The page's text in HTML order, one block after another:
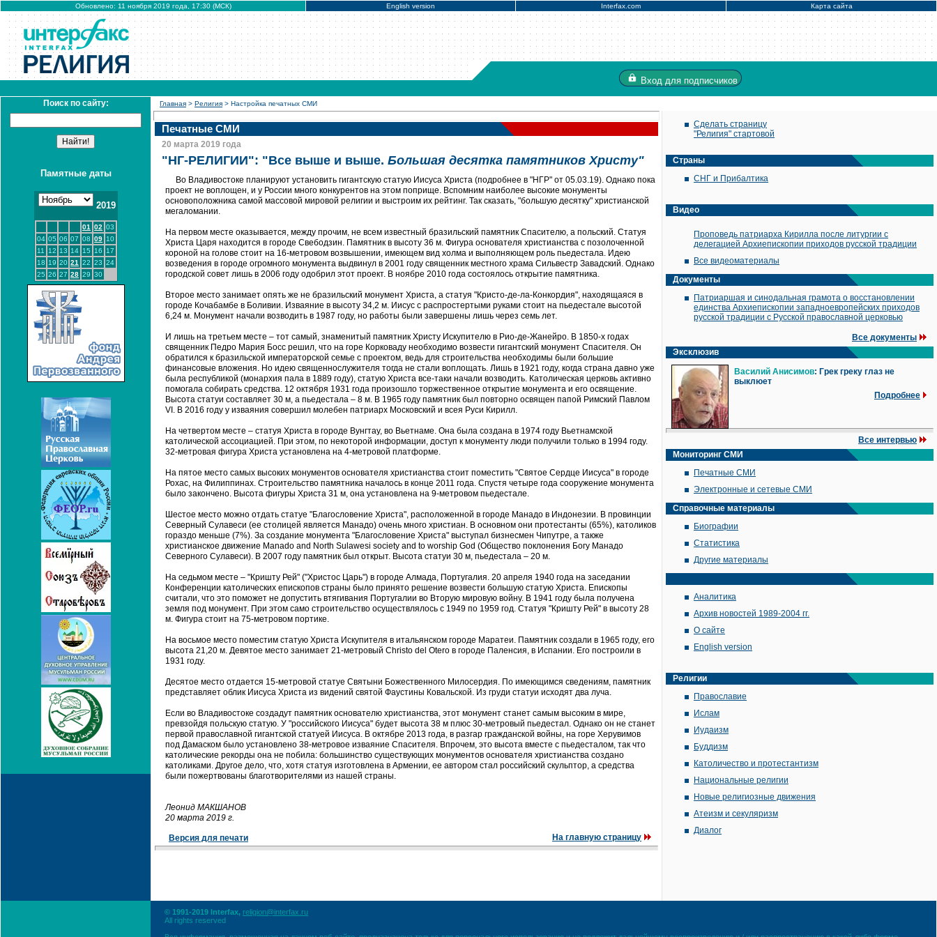
Обновлено: 11 ноября 2019 года, 17:30 (МСК) English version Interfax.com Карта сайта
Вход для подписчиков
Поиск по сайту:
Памятные даты
2019
01 02 03
04 05 06 07 08 09 10
11
12 13 14 15 16
17
18 19 20 21 22 23 24
25 26 27 28 29 30
Главная > Религия > Настройка печатных СМИ
Печатные СМИ
20 марта 2019 года
"НГ-РЕЛИГИИ": "Все выше и выше. Большая десятка памятников Христу"
Во Владивостоке планируют установить гигантскую статую Иисуса Христа (подробнее в "НГР" от 05.03.19). Однако пока
проект не воплощен, и у России много конкурентов на этом поприще. Вспомним наиболее высокие монументы
основоположника самой массовой мировой религии и выстроим их рейтинг. Так сказать, "большую десятку" христианской
мегаломании.
На первом месте оказывается, между прочим, не всем известный бразильский памятник Спасителю, а польский. Статуя
Христа Царя находится в городе Свебодзин. Памятник в высоту 36 м. Фигура основателя христианства с позолоченной
короной на голове стоит на 16-метровом возвышении, имеющем вид холма и выполняющем роль пьедестала. Идею
возведения в городе огромного монумента выдвинул в 2001 году священник местного храма Сильвестр Завадский. Однако
городской совет лишь в 2006 году одобрил этот проект. В ноябре 2010 года состоялось открытие памятника.
Второе место занимает опять же не бразильский монумент Христа, а статуя "Кристо-де-ла-Конкордия", находящаяся в
городе Кочабамбе в Боливии. Изваяние в высоту 34,2 м. Иисус с распростертыми руками стоит на пьедестале высотой
6,24 м. Монумент начали возводить в 1987 году, но работы были завершены лишь через семь лет.
И лишь на третьем месте – тот самый, знаменитый памятник Христу Искупителю в Рио-де-Жанейро. В 1850-х годах
священник Педро Мария Босс решил, что на горе Корковаду необходимо возвести гигантский монумент Спасителя. Он
обратился к бразильской императорской семье с проектом, ведь для строительства необходимы были большие
финансовые вложения. Но идею священнослужителя тогда не стали воплощать. Лишь в 1921 году, когда страна давно уже
была республикой (монархия пала в 1889 году), статую Христа все-таки начали возводить. Католическая церковь активно
помогала собирать средства. 12 октября 1931 года произошло торжественное открытие монумента и его освящение.
Высота статуи составляет 30 м, а пьедестала – 8 м. В 1965 году памятник был повторно освящен папой Римский Павлом
VI. В 2016 году у изваяния совершил молебен патриарх Московский и всея Руси Кирилл.
На четвертом месте – статуя Христа в городе Вунгтау, во Вьетнаме. Она была создана в 1974 году Вьетнамской
католической ассоциацией. При этом, по некоторой информации, доступ к монументу люди получили только в 1994 году.
32-метровая фигура Христа установлена на 4-метровой платформе.
На пятое место самых высоких монументов основателя христианства стоит поместить "Святое Сердце Иисуса" в городе
Рохас, на Филиппинах. Строительство памятника началось в конце 2011 года. Спустя четыре года сооружение монумента
было закончено. Высота фигуры Христа 31 м, она установлена на 9-метровом пьедестале.
Шестое место можно отдать статуе "Благословение Христа", расположенной в городе Манадо в Индонезии. В провинции
Северный Сулавеси (ее столицей является Манадо) очень много христиан. В основном они протестанты (65%), католиков
гораздо меньше (7%). За создание монумента "Благословение Христа" выступал бизнесмен Чипутре, а также
христианское движение Manado and North Sulawesi society and to worship God (Общество поклонения Богу Манадо
Северного Сулавеси). В 2007 году памятник был открыт. Высота статуи 30 м, пьедестала – 20 м.
На седьмом месте – "Кришту Рей" ("Христос Царь") в городе Алмада, Португалия. 20 апреля 1940 года на заседании
Конференции католических епископов страны было принято решение возвести большую статую Христа. Епископы
считали, что это поможет не допустить втягивания Португалии во Вторую мировую войну. В 1941 году была получена
земля под монумент. При этом само строительство осуществлялось с 1949 по 1959 год. Статуя "Кришту Рей" в высоту 28
м. Фигура стоит на 75-метровом портике.
На восьмое место поместим статую Христа Искупителя в итальянском городе Маратеи. Памятник создали в 1965 году, его
высота 21,20 м. Девятое место занимает 21-метровый Christo del Otero в городе Паленсия, в Испании. Его построили в
1931 году.
Десятое место отдается 15-метровой статуе Святыни Божественного Милосердия. По имеющимся сведениям, памятник
представляет облик Иисуса Христа из видений святой Фаустины Ковальской. Из груди статуи исходят два луча.
Если во Владивостоке создадут памятник основателю христианства, этот монумент станет самым высоким в мире,
превзойдя польскую статую. У "российского Иисуса" будет высота 38 м плюс 30-метровый пьедестал. Однако он не станет
первой православной гигантской статуей Иисуса. В октябре 2013 года, в разгар гражданской войны, на горе Херувимов
под Дамаском было установлено 38-метровое изваяние Спасителя. Впрочем, это высота вместе с пьедесталом, так что
католические рекорды она не побила: большинство существующих монументов основателя христианства создано
католиками. Другое дело, что, хотя статуя изготовлена в Армении, ее автором стал российский скульптор, а средства
были пожертвованы благотворителями из нашей страны.
Леонид МАКШАНОВ
20 марта 2019 г.
Версия для печати На главную страницу
Сделать страницу
"Религия" стартовой
Страны
СНГ и Прибалтика
Видео
Проповедь патриарха Кирилла после литургии с
делегацией Архиепископии приходов русской традиции
Все видеоматериалы
Документы
Патриаршая и синодальная грамота о восстановлении
единства Архиепископии западноевропейских приходов
русской традиции с Русской православной церковью
Все документы
Эксклюзив
Василий Анисимов: Грек греку глаз не
выклюет
Подробнее
Все интервью
Мониторинг СМИ
Печатные СМИ
Электронные и сетевые СМИ
Справочные материалы
Биографии
Статистика
Другие материалы
Аналитика
Архив новостей 1989-2004 гг.
О сайте
English version
Религии
Православие
Ислам
Иудаизм
Буддизм
Католичество и протестантизм
Национальные религии
Новые религиозные движения
Атеизм и секуляризм
Диалог
© 1991-2019 Interfax, religion@interfax.ru
All rights reserved